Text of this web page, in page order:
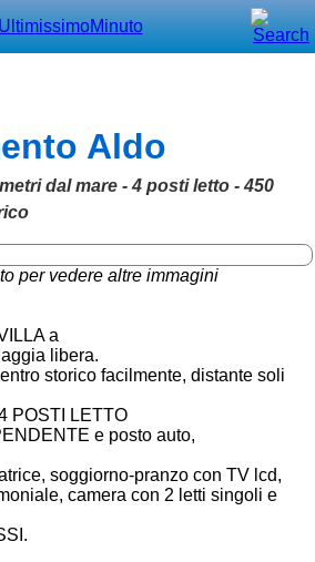
Aldo
dal mare - 4 posti letto - 450
per vedere altre immagini
a
libera.
storico facilmente, distante soli
POSTI LETTO
e posto auto,
soggiorno-pranzo con TV lcd,
camera con 2 letti singoli e